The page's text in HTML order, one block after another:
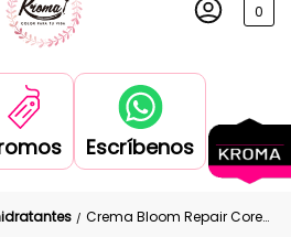
0
Escríbenos
/ Crema Bloom Repair Coreana Bloomshell